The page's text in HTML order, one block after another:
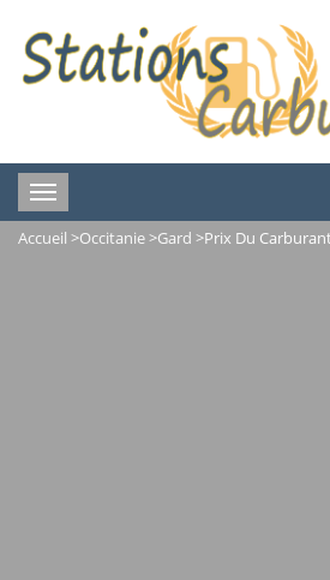
Toggle
navigation
Accueil >Occitanie>Gard >Prix Du